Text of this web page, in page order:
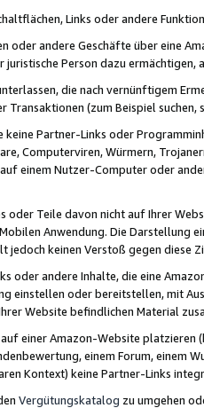
Links oder andere
oder andere Geschäfte über eine
juristische Person dazu
die nach vernünftigem
Transaktionen (zum Beispiel
keine Partner-Links oder
Computerviren, Würmern,
einem Nutzer-Computer oder
oder Teile davon nicht auf Ihrer
Anwendung. Die Darstellung
jedoch keinen Verstoß gegen diese
oder andere Inhalte, die eine
einstellen oder bereitstellen, mit
Website befindlichen Material
einer Amazon-Website
einem Forum, einem
Kontext) keine Partner-Links
Vergütungskatalog zu umgehen